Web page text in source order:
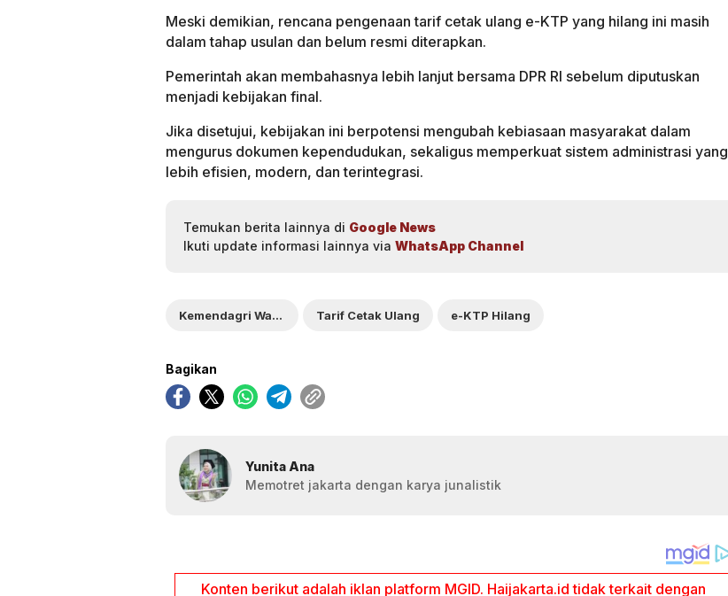
Meski demikian, rencana pengenaan tarif cetak ulang e-KTP yang hilang ini masih
dalam tahap usulan dan belum resmi diterapkan.
Pemerintah akan membahasnya lebih lanjut bersama DPR RI sebelum diputuskan
menjadi kebijakan final.
Jika disetujui, kebijakan ini berpotensi mengubah kebiasaan masyarakat dalam
mengurus dokumen kependudukan, sekaligus memperkuat sistem administrasi yang
lebih efisien, modern, dan terintegrasi.
Temukan berita lainnya di Google News
Ikuti update informasi lainnya via WhatsApp Channel
Kemendagri Wacanakan Tarif Cetak Ulang e-KTP Hilang
Bagikan
Yunita Ana
Memotret jakarta dengan karya junalistik